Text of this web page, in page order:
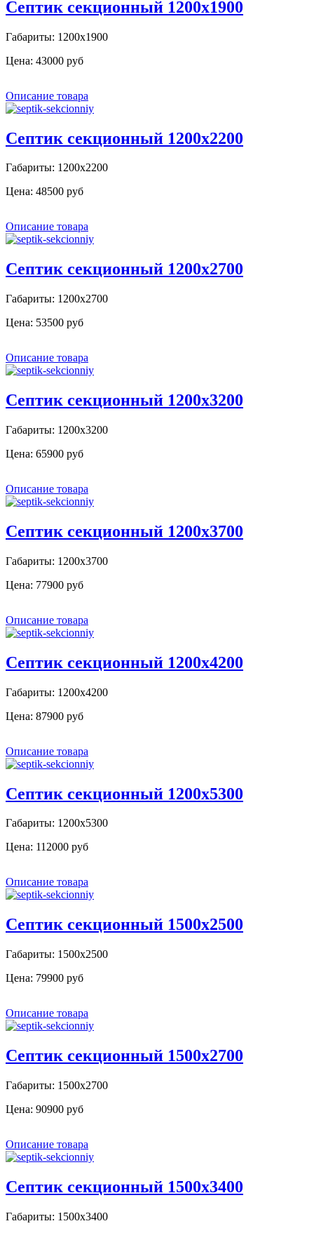
Септик секционный 1200х1900
Габариты: 1200х1900
Цена: 43000 руб
Описание товара
Септик секционный 1200х2200
Габариты: 1200х2200
Цена: 48500 руб
Описание товара
Септик секционный 1200х2700
Габариты: 1200х2700
Цена: 53500 руб
Описание товара
Септик секционный 1200х3200
Габариты: 1200х3200
Цена: 65900 руб
Описание товара
Септик секционный 1200х3700
Габариты: 1200х3700
Цена: 77900 руб
Описание товара
Септик секционный 1200х4200
Габариты: 1200х4200
Цена: 87900 руб
Описание товара
Септик секционный 1200х5300
Габариты: 1200х5300
Цена: 112000 руб
Описание товара
Септик секционный 1500х2500
Габариты: 1500х2500
Цена: 79900 руб
Описание товара
Септик секционный 1500х2700
Габариты: 1500х2700
Цена: 90900 руб
Описание товара
Септик секционный 1500х3400
Габариты: 1500х3400